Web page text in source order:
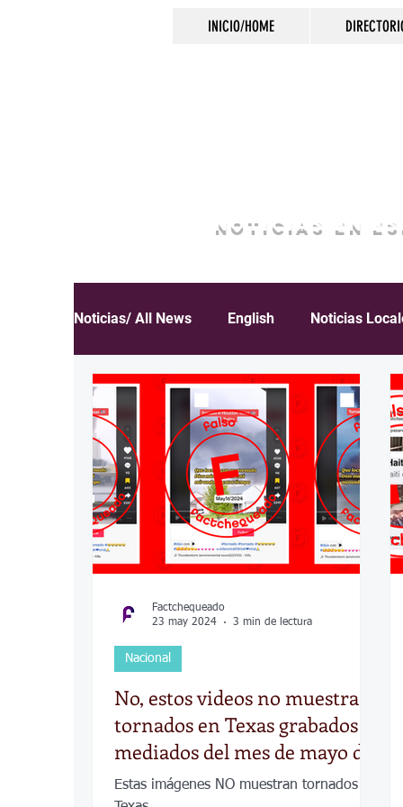
INICIO/HOME
NOTICIAS EN
Noticias/ All News English Noticias
Español Educación Inmigración
COVID-19 Política Tecnología
Desamparados Carreteras
No, estos videos no muestran
tornados en Texas grabados a
mediados del mes de mayo de
2024
Estas imágenes NO muestran tornados en
Nacional
Factchequeado
23 may 2024
3 min de lectura